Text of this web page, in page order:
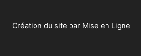
Création du site par Mise en Ligne